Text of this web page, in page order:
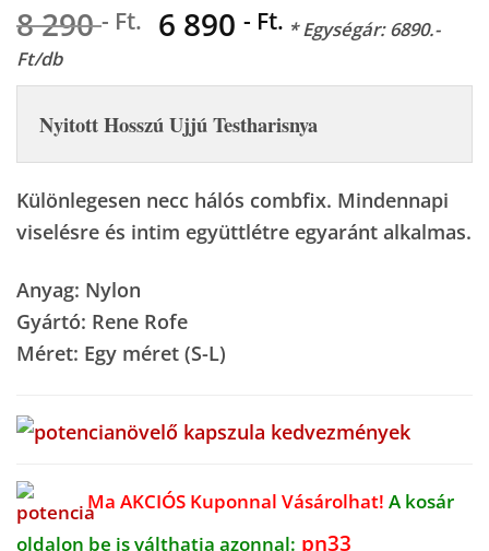
8 290- Ft. Original
was:
8
290 -
Ft..
6 890- Ft. Current
price
is:
6
890 -
Ft..
* Egységár: 6890.-
Ft/db
Nyitott Hosszú Ujjú Testharisnya
Különlegesen necc hálós combfix. Mindennapi
viselésre és intim együttlétre egyaránt alkalmas.
Anyag: Nylon
Gyártó: Rene Rofe
Méret: Egy méret (S-L)
Ma AKCIÓS Kuponnal Vásárolhat! A kosár
oldalon be is válthatja azonnal: pn33